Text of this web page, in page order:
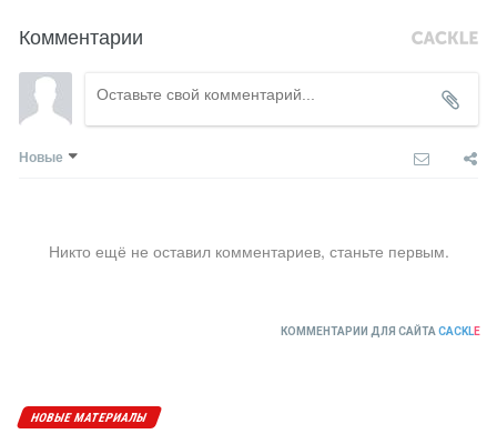
Комментарии
Новые
Никто ещё не оставил комментариев, станьте первым.
КОММЕНТАРИИ ДЛЯ САЙТА CACKLE
НОВЫЕ МАТЕРИАЛЫ